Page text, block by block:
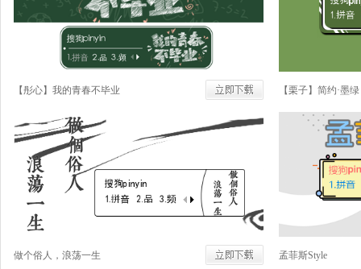
【彤心】我的青春不毕业 【栗子】简约·墨绿
做个俗人，浪荡一生 孟菲斯Style